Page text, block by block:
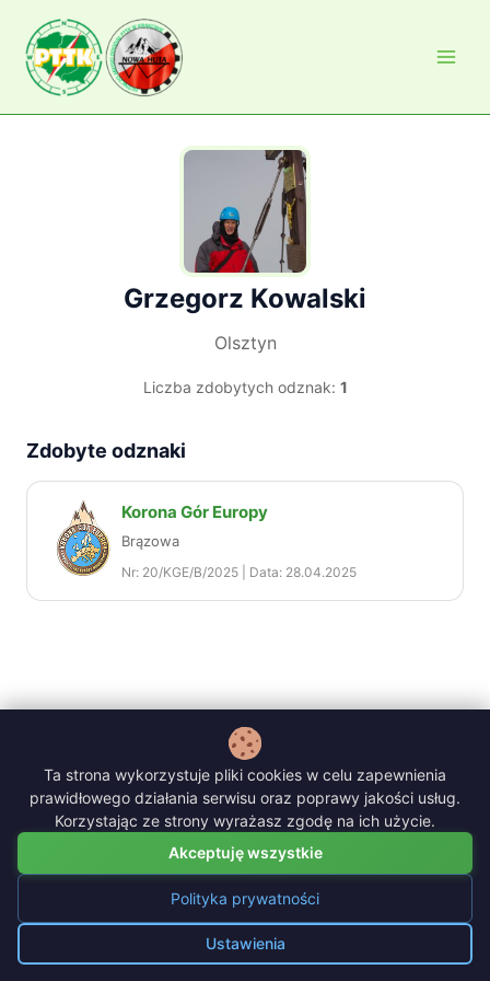
treści
Grzegorz Kowalski
Olsztyn
Liczba zdobytych odznak: 1
Zdobyte odznaki
Korona Gór Europy
Brązowa
Nr: 20/KGE/B/2025 | Data: 28.04.2025
Polityka prywatności Logowanie prowadzącego
Ta strona wykorzystuje pliki cookies w celu zapewnienia
prawidłowego działania serwisu oraz poprawy jakości usług.
Korzystając ze strony wyrażasz zgodę na ich użycie.
Polityka prywatności
Ustawienia
Akceptuję wszystkie